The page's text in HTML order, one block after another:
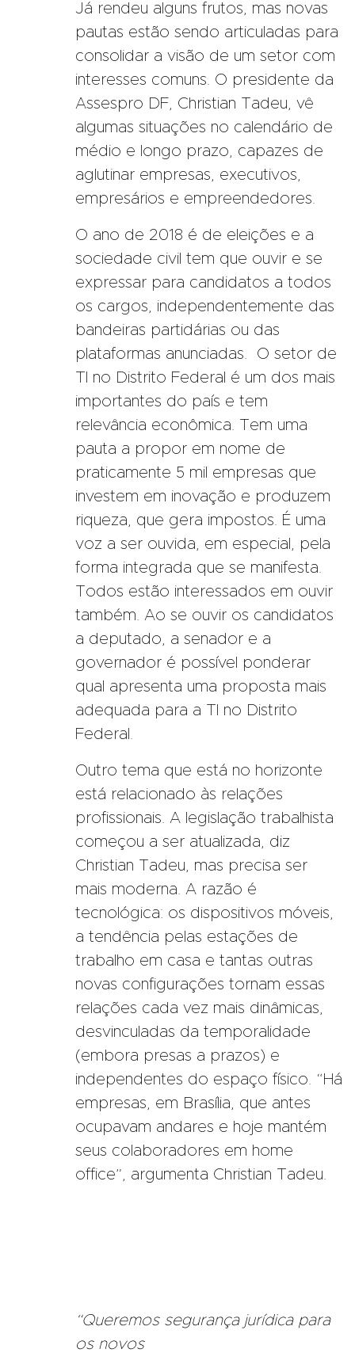
Já rendeu alguns frutos, mas novas
pautas estão sendo articuladas para
consolidar a visão de um setor com
interesses comuns. O presidente da
Assespro DF, Christian Tadeu, vê
algumas situações no calendário de
médio e longo prazo, capazes de
aglutinar empresas, executivos,
empresários e empreendedores.
O ano de 2018 é de eleições e a
sociedade civil tem que ouvir e se
expressar para candidatos a todos
os cargos, independentemente das
bandeiras partidárias ou das
plataformas anunciadas. O setor de
TI no Distrito Federal é um dos mais
importantes do país e tem
relevância econômica. Tem uma
pauta a propor em nome de
praticamente 5 mil empresas que
investem em inovação e produzem
riqueza, que gera impostos. É uma
voz a ser ouvida, em especial, pela
forma integrada que se manifesta.
Todos estão interessados em ouvir
também. Ao se ouvir os candidatos
a deputado, a senador e a
governador é possível ponderar
qual apresenta uma proposta mais
adequada para a TI no Distrito
Federal.
Outro tema que está no horizonte
está relacionado às relações
profissionais. A legislação trabalhista
começou a ser atualizada, diz
Christian Tadeu, mas precisa ser
mais moderna. A razão é
tecnológica: os dispositivos móveis,
a tendência pelas estações de
trabalho em casa e tantas outras
novas configurações tornam essas
relações cada vez mais dinâmicas,
desvinculadas da temporalidade
(embora presas a prazos) e
independentes do espaço físico. “Há
empresas, em Brasília, que antes
ocupavam andares e hoje mantém
seus colaboradores em home
office”, argumenta Christian Tadeu.
“Queremos segurança jurídica para
os novos